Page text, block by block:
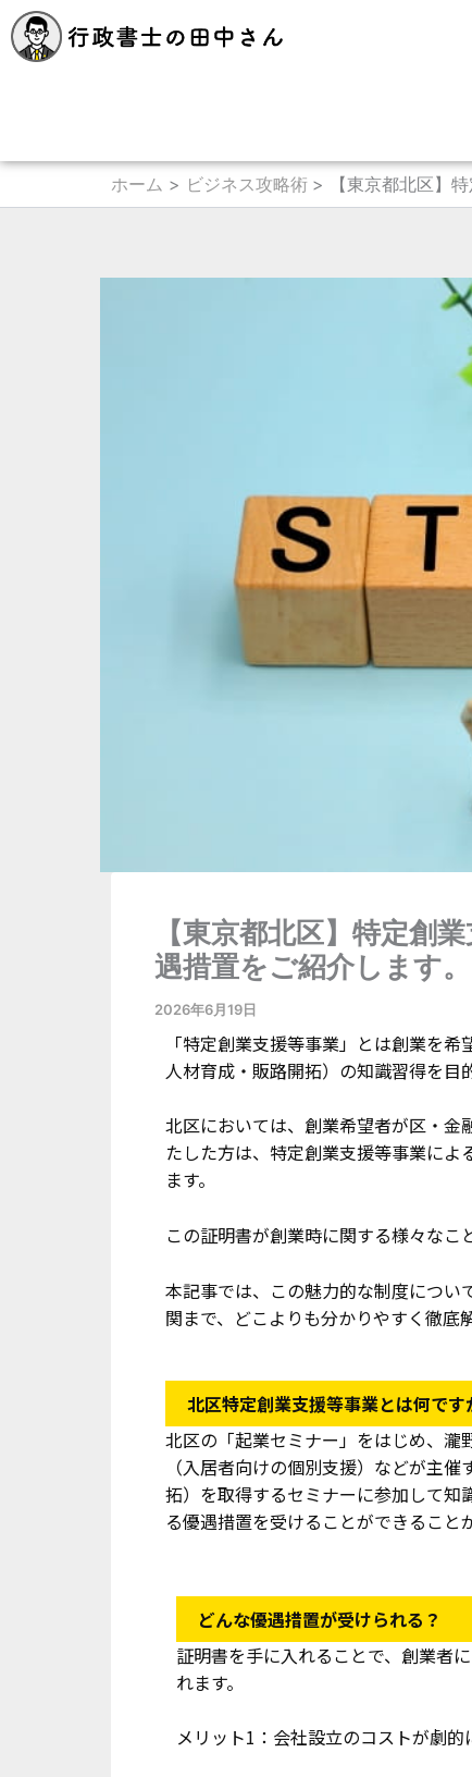
容
ホーム ビジネス攻略術 【東京都北区】
【東京都北区】特定創
遇措置をご紹介します。
2026年6月19日
「特定創業支援等事業」とは創業を
人材育成・販路開拓）の知識習得を目
北区においては、創業希望者が区・金
たした方は、特定創業支援等事業に
ます。
この証明書が創業時に関する様々なこ
本記事では、この魅力的な制度につ
関まで、どこよりも分かりやすく徹底
北区特定創業支援等事業とは何です
北区の「起業セミナー」をはじめ、
（入居者向けの個別支援）などが主
拓）を取得するセミナーに参加して
る優遇措置を受けることができること
どんな優遇措置が受けられる？
証明書を手に入れることで、創業者
れます。
メリット1：会社設立のコストが劇的